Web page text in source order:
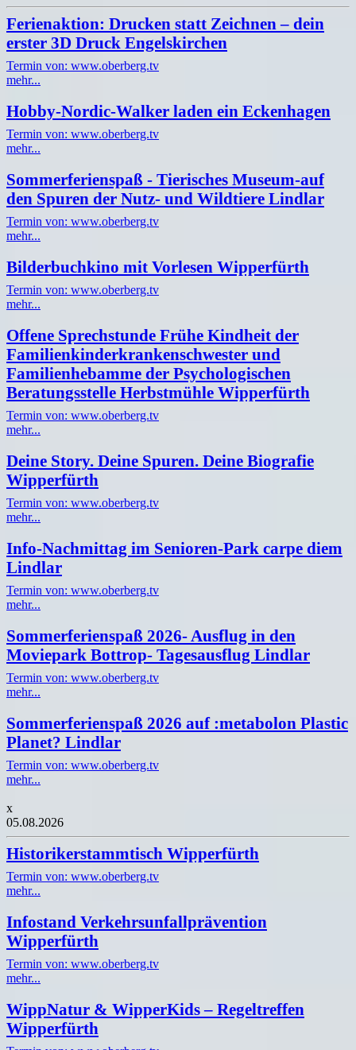
Ferienaktion: Drucken statt Zeichnen – dein
erster 3D Druck Engelskirchen
Termin von: www.oberberg.tv
mehr...
Hobby-Nordic-Walker laden ein Eckenhagen
Termin von: www.oberberg.tv
mehr...
Sommerferienspaß - Tierisches Museum-auf
den Spuren der Nutz- und Wildtiere Lindlar
Termin von: www.oberberg.tv
mehr...
Bilderbuchkino mit Vorlesen Wipperfürth
Termin von: www.oberberg.tv
mehr...
Offene Sprechstunde Frühe Kindheit der
Familienkinderkrankenschwester und
Familienhebamme der Psychologischen
Beratungsstelle Herbstmühle Wipperfürth
Termin von: www.oberberg.tv
mehr...
Deine Story. Deine Spuren. Deine Biografie
Wipperfürth
Termin von: www.oberberg.tv
mehr...
Info-Nachmittag im Senioren-Park carpe diem
Lindlar
Termin von: www.oberberg.tv
mehr...
Sommerferienspaß 2026- Ausflug in den
Moviepark Bottrop- Tagesausflug Lindlar
Termin von: www.oberberg.tv
mehr...
Sommerferienspaß 2026 auf :metabolon Plastic
Planet? Lindlar
Termin von: www.oberberg.tv
mehr...
x
05.08.2026
Historikerstammtisch Wipperfürth
Termin von: www.oberberg.tv
mehr...
Infostand Verkehrsunfallprävention
Wipperfürth
Termin von: www.oberberg.tv
mehr...
WippNatur & WipperKids – Regeltreffen
Wipperfürth